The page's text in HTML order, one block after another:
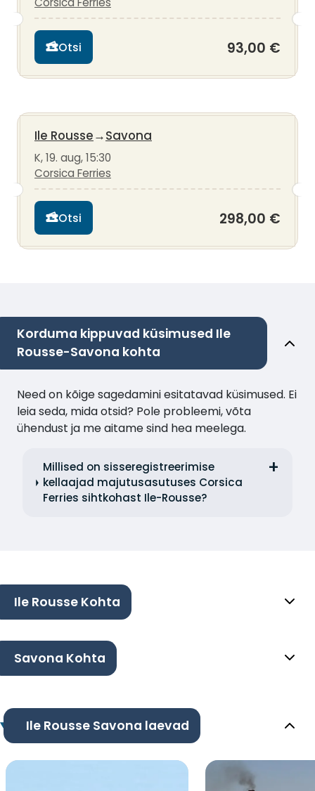
Otsi 93,00 €
Ile Rousse→Savona
K, 19. aug, 15:30
Corsica Ferries
Otsi 298,00 €
Korduma kippuvad küsimused Ile
Rousse-Savona kohta
Need on kõige sagedamini esitatavad küsimused. Ei
leia seda, mida otsid? Pole probleemi, võta
ühendust ja me aitame sind hea meelega.
Millised on sisseregistreerimise
kellaajad majutusasutuses Corsica
Ferries sihtkohast Ile-Rousse?
Ile Rousse Kohta
Savona Kohta
Ile Rousse Savona laevad